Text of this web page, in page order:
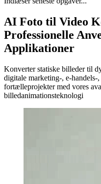
AI Foto til Video
Professionelle
Applikationer
Konverter statiske billeder til
digitale marketing-, e-handels-
fortælleprojekter med vores
billedanimationsteknologi